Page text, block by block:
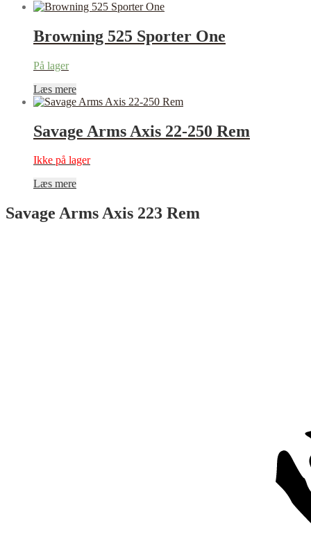
Browning 525 Sporter One
På lager
Læs mere
Savage Arms Axis 22-250 Rem
Ikke på lager
Læs mere
Savage Arms Axis 223 Rem